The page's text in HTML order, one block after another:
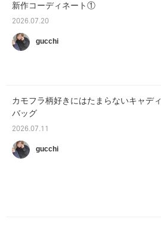
新作コーディネート①
2026.07.20
gucchi
カモフラ柄好きにはたまらないキャディ
バッグ
2026.07.11
gucchi